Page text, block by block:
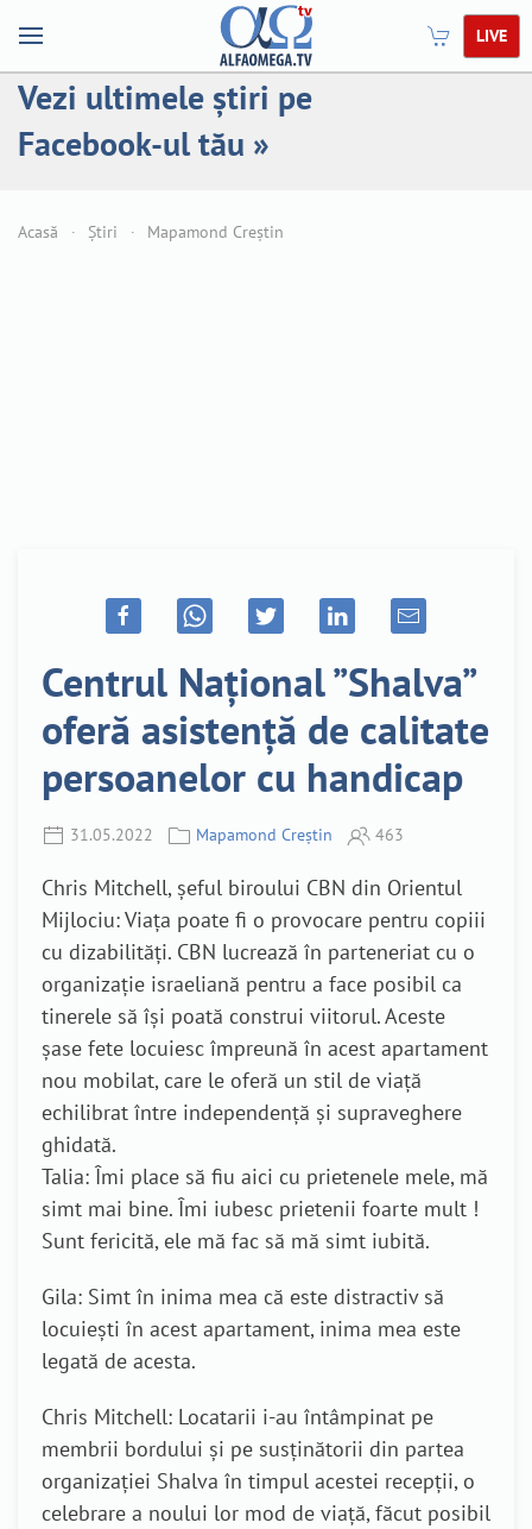
LIVE
Vezi ultimele știri pe
Facebook-ul tău »
Acasă Știri Mapamond Creștin
Centrul Național ”Shalva”
oferă asistență de calitate
persoanelor cu handicap
31.05.2022 Mapamond Creștin 463
Chris Mitchell, șeful biroului CBN din Orientul
Mijlociu: Viața poate fi o provocare pentru copiii
cu dizabilități. CBN lucrează în parteneriat cu o
organizație israeliană pentru a face posibil ca
tinerele să își poată construi viitorul. Aceste
șase fete locuiesc împreună în acest apartament
nou mobilat, care le oferă un stil de viață
echilibrat între independență și supraveghere
ghidată.
Talia: Îmi place să fiu aici cu prietenele mele, mă
simt mai bine. Îmi iubesc prietenii foarte mult !
Sunt fericită, ele mă fac să mă simt iubită.
Gila: Simt în inima mea că este distractiv să
locuiești în acest apartament, inima mea este
legată de acesta.
Chris Mitchell: Locatarii i-au întâmpinat pe
membrii bordului și pe susținătorii din partea
organizației Shalva în timpul acestei recepții, o
celebrare a noului lor mod de viață, făcut posibil